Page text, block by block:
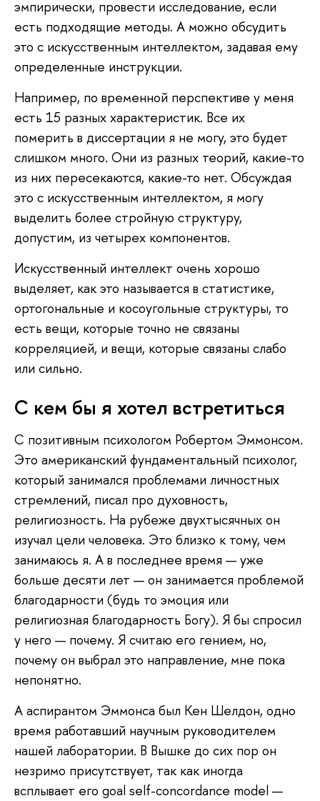
эмпирически, провести исследование, если
есть подходящие методы. А можно обсудить
это с искусственным интеллектом, задавая ему
определенные инструкции.
Например, по временной перспективе у меня
есть 15 разных характеристик. Все их
померить в диссертации я не могу, это будет
слишком много. Они из разных теорий, какие-то
из них пересекаются, какие-то нет. Обсуждая
это с искусственным интеллектом, я могу
выделить более стройную структуру,
допустим, из четырех компонентов.
Искусственный интеллект очень хорошо
выделяет, как это называется в статистике,
ортогональные и косоугольные структуры, то
есть вещи, которые точно не связаны
корреляцией, и вещи, которые связаны слабо
или сильно.
C кем бы я хотел встретиться
С позитивным психологом Робертом Эммонсом.
Это американский фундаментальный психолог,
который занимался проблемами личностных
стремлений, писал про духовность,
религиозность. На рубеже двухтысячных он
изучал цели человека. Это близко к тому, чем
занимаюсь я. А в последнее время — уже
больше десяти лет — он занимается проблемой
благодарности (будь то эмоция или
религиозная благодарность Богу). Я бы спросил
у него — почему. Я считаю его гением, но,
почему он выбрал это направление, мне пока
непонятно.
А аспирантом Эммонса был Кен Шелдон, одно
время работавший научным руководителем
нашей лаборатории. В Вышке до сих пор он
незримо присутствует, так как иногда
всплывает его goal self-concordance model —